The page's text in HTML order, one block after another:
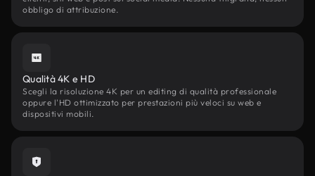
obbligo di attribuzione.
Qualità 4K e HD
Scegli la risoluzione 4K per un editing di qualità professionale
oppure l'HD ottimizzato per prestazioni più veloci su web e
dispositivi mobili.